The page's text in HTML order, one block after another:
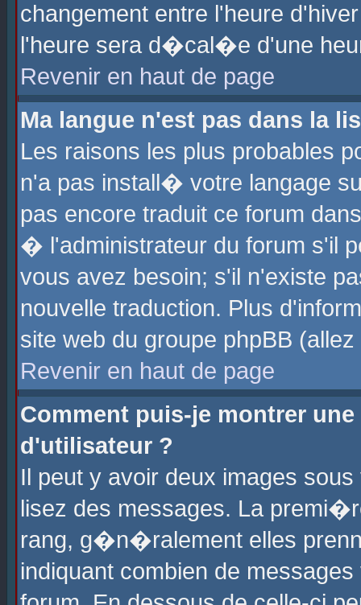
changement entre l'heure
l'heure sera d�cal�e d'une
Revenir en haut de page
Ma langue n'est pas dans la
Les raisons les plus probables
n'a pas install� votre langage
pas encore traduit ce forum
� l'administrateur du forum s'il
vous avez besoin; s'il n'existe
nouvelle traduction. Plus
site web du groupe phpBB
Revenir en haut de page
Comment puis-je montrer
d'utilisateur ?
Il peut y avoir deux images
lisez des messages. La
rang, g�n�ralement elles
indiquant combien de